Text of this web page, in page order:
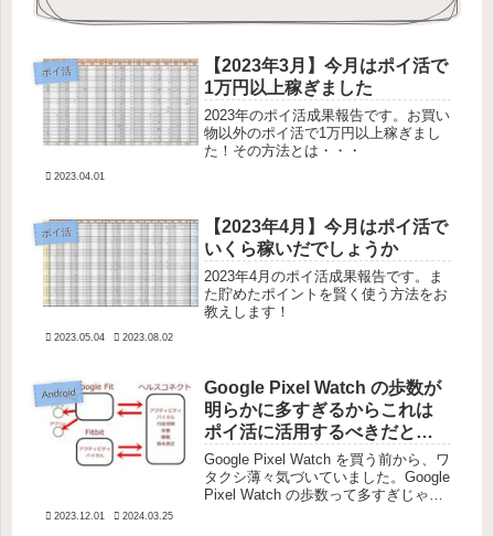
ポイ活
【2023年3月】今月はポイ活で
1万円以上稼ぎました
2023年のポイ活成果報告です。お買い
物以外のポイ活で1万円以上稼ぎまし
た！その方法とは・・・
2023.04.01
ポイ活
【2023年4月】今月はポイ活で
いくら稼いだでしょうか
2023年4月のポイ活成果報告です。ま
た貯めたポイントを賢く使う方法をお
教えします！
2023.05.04 2023.08.02
Android
Google Pixel Watch の歩数が
明らかに多すぎるからこれは
ポイ活に活用するべきだと思
う
Google Pixel Watch を買う前から、ワ
タクシ薄々気づいていました。Google
Pixel Watch の歩数って多すぎじゃ
2023.12.01 2024.03.25